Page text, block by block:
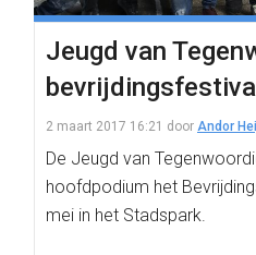
Jeugd van
2 maart 2017 16:21 door Andor
De Jeugd van
hoofdpodium het
mei in het Stadspark.